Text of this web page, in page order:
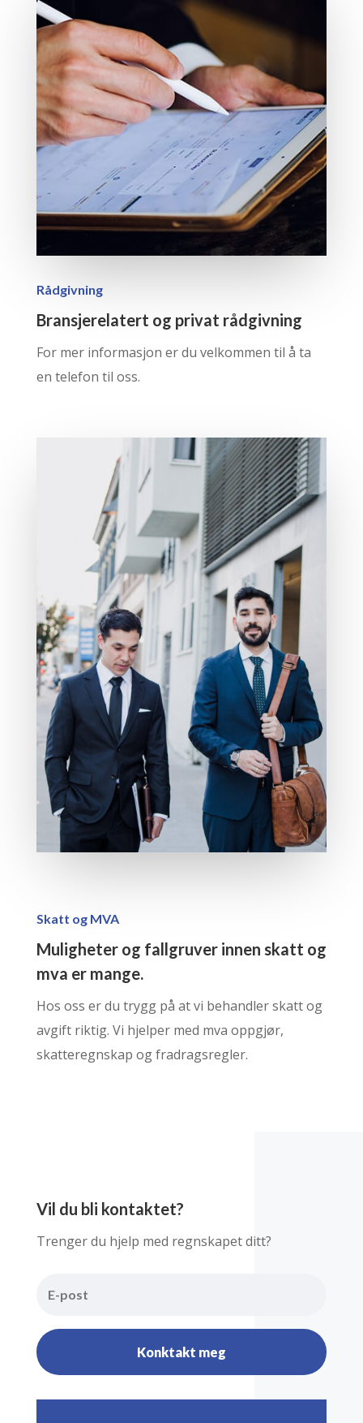
Rådgivning
Bransjerelatert og privat rådgivning
For mer informasjon er du velkommen til å ta
en telefon til oss.
Skatt og MVA
Muligheter og fallgruver innen skatt og
mva er mange.
Hos oss er du trygg på at vi behandler skatt og
avgift riktig. Vi hjelper med mva oppgjør,
skatteregnskap og fradragsregler.
Vil du bli kontaktet?
Trenger du hjelp med regnskapet ditt?
Konktakt meg